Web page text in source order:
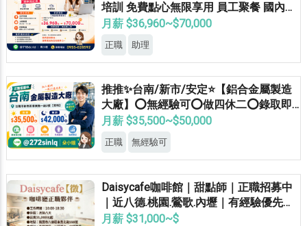
培訓 免費點心無限享用 員工聚餐 國內外
員旅 獎金無上限
月薪 $36,960~$70,000
正職 助理
推推✨台南/新市/安定⭐【鋁合金屬製造
大廠】⭕無經驗可⭕做四休二⭕錄取即
正職
月薪 $35,500~$50,000
正職 無經驗可
Daisycafe咖啡館｜甜點師｜正職招募中
｜近八德.桃園.鶯歌.內壢｜有經驗優先錄
取
月薪 $31,000~$